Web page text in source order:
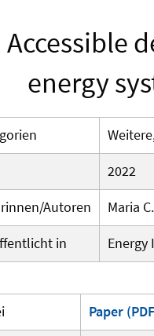
Accessible
energy
2022
Autoren
Maria
in
Energy
Paper